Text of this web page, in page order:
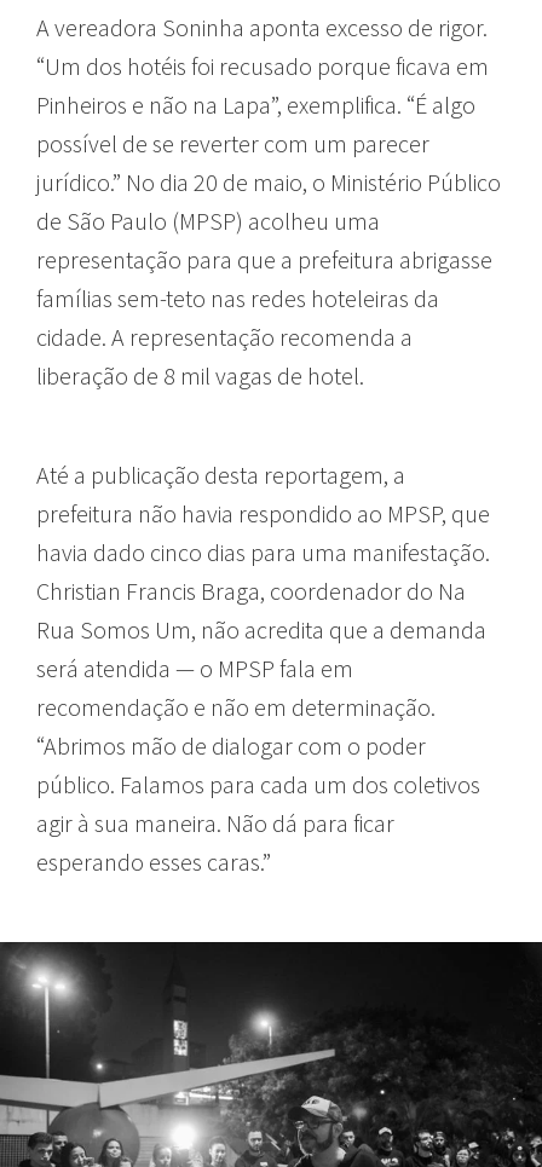
A vereadora Soninha aponta excesso de rigor.
“Um dos hotéis foi recusado porque ficava em
Pinheiros e não na Lapa”, exemplifica. “É algo
possível de se reverter com um parecer
jurídico.” No dia 20 de maio, o Ministério Público
de São Paulo (MPSP) acolheu uma
representação para que a prefeitura abrigasse
famílias sem-teto nas redes hoteleiras da
cidade. A representação recomenda a
liberação de 8 mil vagas de hotel.
Até a publicação desta reportagem, a
prefeitura não havia respondido ao MPSP, que
havia dado cinco dias para uma manifestação.
Christian Francis Braga, coordenador do Na
Rua Somos Um, não acredita que a demanda
será atendida — o MPSP fala em
recomendação e não em determinação.
“Abrimos mão de dialogar com o poder
público. Falamos para cada um dos coletivos
agir à sua maneira. Não dá para ficar
esperando esses caras.”